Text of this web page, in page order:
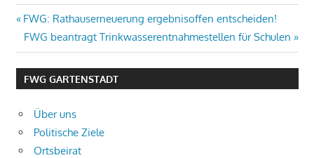
Beitragsnavigation
Vorheriger
Beitrag:
FWG: Rathauserneuerung ergebnisoffen entscheiden!
Nächster
Beitrag:
FWG beantragt Trinkwasserentnahmestellen für Schulen
FWG GARTENSTADT
Über uns
Politische Ziele
Ortsbeirat